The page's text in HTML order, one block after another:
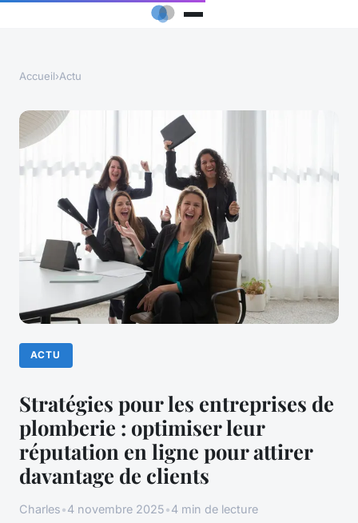
Accueil›Actu
ACTU
Stratégies pour les entreprises de
plomberie : optimiser leur
réputation en ligne pour attirer
davantage de clients
Charles•4 novembre 2025•4 min de lecture